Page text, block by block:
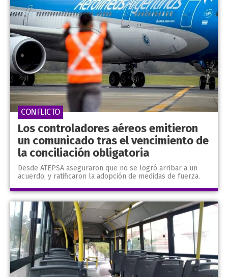
Los controladores aéreos emitieron
un comunicado tras el vencimiento de
la conciliación obligatoria
Desde ATEPSA aseguraron que no se logró arribar a un
acuerdo, y ratificaron la adopción de medidas de fuerza.
CONFLICTO